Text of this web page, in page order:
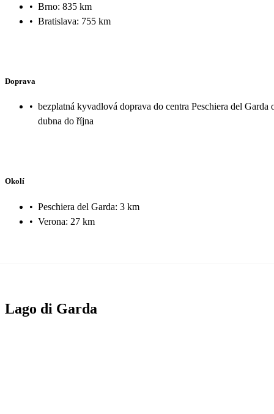
• Brno: 835 km
• Bratislava: 755 km
Doprava
• bezplatná kyvadlová doprava do centra Peschiera del Garda
dubna do října
Okolí
• Peschiera del Garda: 3 km
• Verona: 27 km
Lago di Garda